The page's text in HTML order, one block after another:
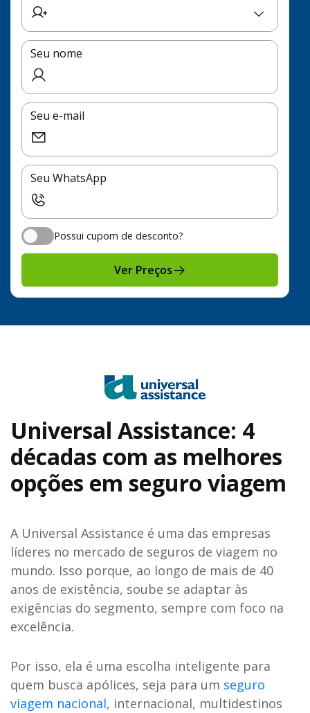
Seu nome
Seu e-mail
Seu WhatsApp
Possui cupom de desconto?
Possui cupom de desconto?
Ver Preços
Universal Assistance: 4
décadas com as melhores
opções em seguro viagem
A Universal Assistance é uma das empresas
líderes no mercado de seguros de viagem no
mundo. Isso porque, ao longo de mais de 40
anos de existência, soube se adaptar às
exigências do segmento, sempre com foco na
excelência.
Por isso, ela é uma escolha inteligente para
quem busca apólices, seja para um seguro
viagem nacional, internacional, multidestinos